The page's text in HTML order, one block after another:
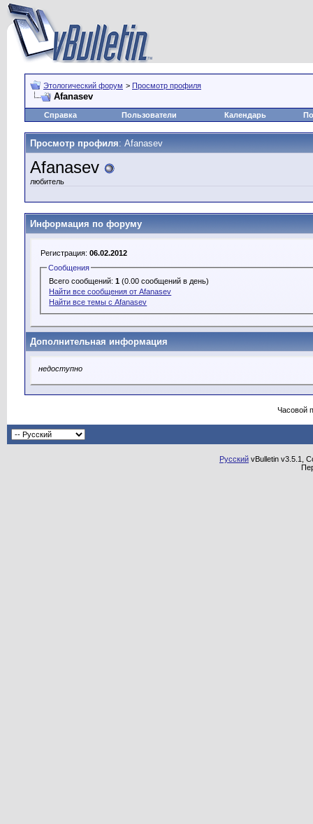
Этологический форум > Просмотр профиля
Afanasev
Справка Пользователи Календарь
Просмотр профиля: Afanasev
Afanasev
любитель
Информация по форуму
Регистрация: 06.02.2012
Сообщения
Всего сообщений:1 (0.00 сообщений в день)
Найти все сообщения от Afanasev
Найти все темы с Afanasev
Дополнительная информация
недоступно
Часовой
Русский vBulletin v3.5.1,